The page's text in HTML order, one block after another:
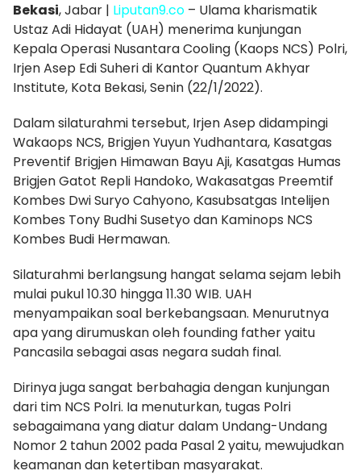
Bekasi, Jabar | Liputan9.co – Ulama kharismatik
Ustaz Adi Hidayat (UAH) menerima kunjungan
Kepala Operasi Nusantara Cooling (Kaops NCS) Polri,
Irjen Asep Edi Suheri di Kantor Quantum Akhyar
Institute, Kota Bekasi, Senin (22/1/2022).
Dalam silaturahmi tersebut, Irjen Asep didampingi
Wakaops NCS, Brigjen Yuyun Yudhantara, Kasatgas
Preventif Brigjen Himawan Bayu Aji, Kasatgas Humas
Brigjen Gatot Repli Handoko, Wakasatgas Preemtif
Kombes Dwi Suryo Cahyono, Kasubsatgas Intelijen
Kombes Tony Budhi Susetyo dan Kaminops NCS
Kombes Budi Hermawan.
Silaturahmi berlangsung hangat selama sejam lebih
mulai pukul 10.30 hingga 11.30 WIB. UAH
menyampaikan soal berkebangsaan. Menurutnya
apa yang dirumuskan oleh founding father yaitu
Pancasila sebagai asas negara sudah final.
Dirinya juga sangat berbahagia dengan kunjungan
dari tim NCS Polri. Ia menuturkan, tugas Polri
sebagaimana yang diatur dalam Undang-Undang
Nomor 2 tahun 2002 pada Pasal 2 yaitu, mewujudkan
keamanan dan ketertiban masyarakat.